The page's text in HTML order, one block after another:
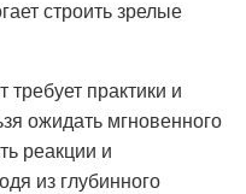
строить зрелые
практики и
ожидать мгновенного
реакции и
из глубинного